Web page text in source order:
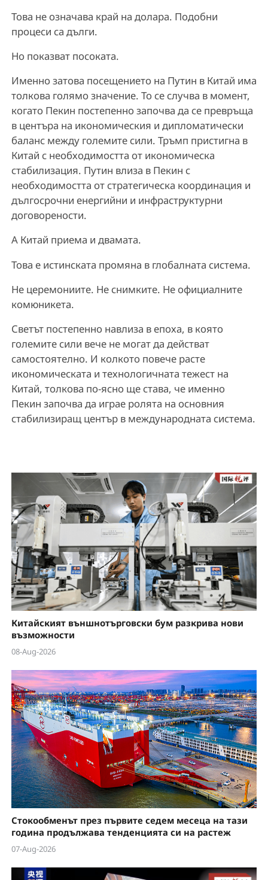
Това не означава край на долара. Подобни
процеси са дълги.
Но показват посоката.
Именно затова посещението на Путин в Китай има
толкова голямо значение. То се случва в момент,
когато Пекин постепенно започва да се превръща
в центъра на икономическия и дипломатически
баланс между големите сили. Тръмп пристигна в
Китай с необходимостта от икономическа
стабилизация. Путин влиза в Пекин с
необходимостта от стратегическа координация и
дългосрочни енергийни и инфраструктурни
договорености.
А Китай приема и двамата.
Това е истинската промяна в глобалната система.
Не церемониите. Не снимките. Не официалните
комюникета.
Светът постепенно навлиза в епоха, в която
големите сили вече не могат да действат
самостоятелно. И колкото повече расте
икономическата и технологичната тежест на
Китай, толкова по-ясно ще става, че именно
Пекин започва да играе ролята на основния
стабилизиращ център в международната система.
Китайският външнотърговски бум разкрива нови
възможности
08-Aug-2026
Стокообменът през първите седем месеца на тази
година продължава тенденцията си на растеж
07-Aug-2026